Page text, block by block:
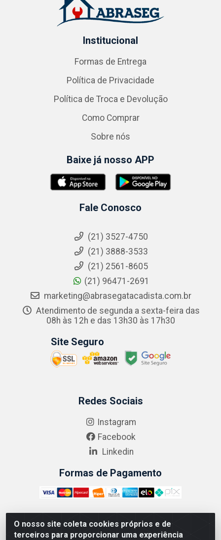
O nosso site coleta cookies próprios e de
terceiros para proporcionar uma experiência
Institucional
Formas de Entrega
Política de Privacidade
Política de Troca e Devolução
Como Comprar
Sobre nós
Baixe já nosso APP
Fale Conosco
(21) 3527-4750
(21) 3888-3533
(21) 2561-8605
(21) 96471-2691
marketing@abrasegatacadista.com.br
Atendimento de segunda a sexta-feira das
08h às 12h e das 13h30 às 17h30
Site Seguro
Redes Sociais
Instagram
Facebook
Linkedin
Formas de Pagamento
ABRASEG COMÉRCIO ATACADISTA LTDA - CNPJ: